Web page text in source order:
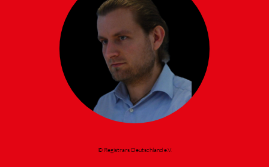
© Registrars Deutschland e.V.